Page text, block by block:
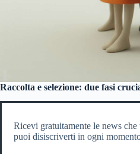
Raccolta e selezione: due fasi
Ricevi gratuitamente le news che
puoi disiscriverti in ogni